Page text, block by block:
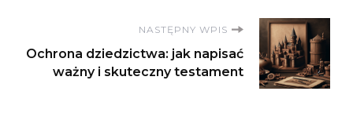
NASTĘPNY WPIS
Ochrona dziedzictwa: jak napisać
ważny i skuteczny testament